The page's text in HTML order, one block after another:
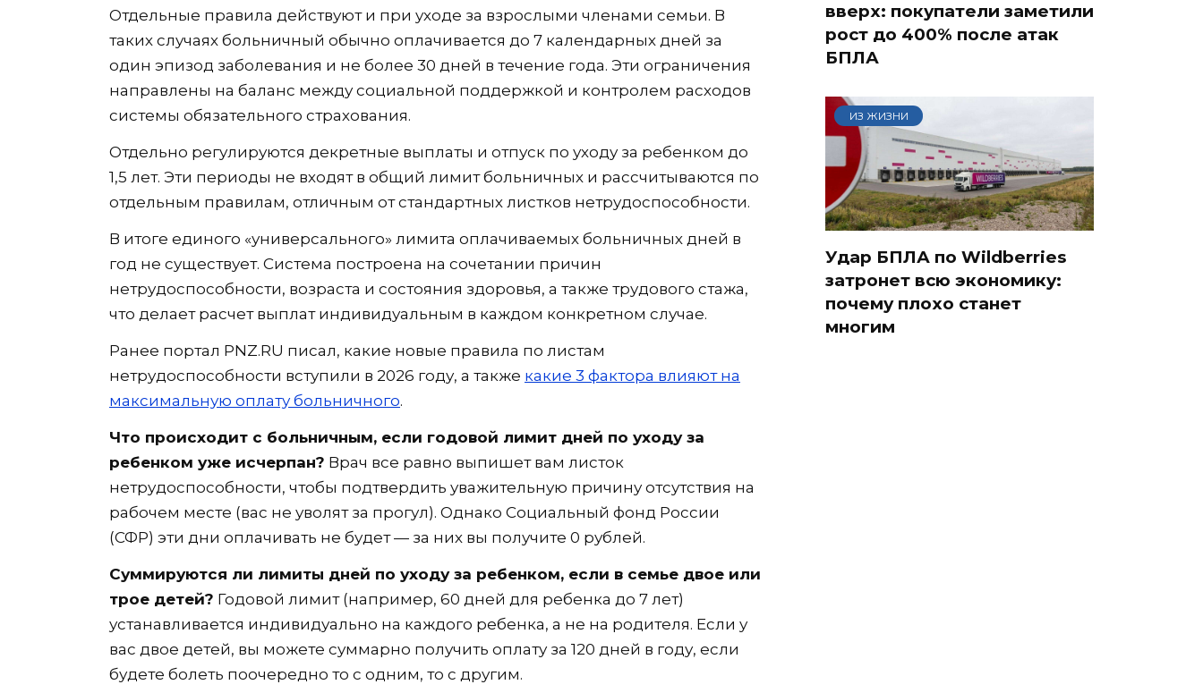
Отдельные правила действуют и при уходе за взрослыми членами семьи. В
таких случаях больничный обычно оплачивается до 7 календарных дней за
один эпизод заболевания и не более 30 дней в течение года. Эти ограничения
направлены на баланс между социальной поддержкой и контролем расходов
системы обязательного страхования.
Отдельно регулируются декретные выплаты и отпуск по уходу за ребенком до
1,5 лет. Эти периоды не входят в общий лимит больничных и рассчитываются по
отдельным правилам, отличным от стандартных листков нетрудоспособности.
В итоге единого «универсального» лимита оплачиваемых больничных дней в
год не существует. Система построена на сочетании причин
нетрудоспособности, возраста и состояния здоровья, а также трудового стажа,
что делает расчет выплат индивидуальным в каждом конкретном случае.
Ранее портал PNZ.RU писал, какие новые правила по листам
нетрудоспособности вступили в 2026 году, а также какие 3 фактора влияют на
максимальную оплату больничного.
Что происходит с больничным, если годовой лимит дней по уходу за
ребенком уже исчерпан? Врач все равно выпишет вам листок
нетрудоспособности, чтобы подтвердить уважительную причину отсутствия на
рабочем месте (вас не уволят за прогул). Однако Социальный фонд России
(СФР) эти дни оплачивать не будет — за них вы получите 0 рублей.
Суммируются ли лимиты дней по уходу за ребенком, если в семье двое или
трое детей? Годовой лимит (например, 60 дней для ребенка до 7 лет)
устанавливается индивидуально на каждого ребенка, а не на родителя. Если у
вас двое детей, вы можете суммарно получить оплату за 120 дней в году, если
будете болеть поочередно то с одним, то с другим.
вверх: покупатели заметили
рост до 400% после атак
БПЛА
ИЗ ЖИЗНИ
Удар БПЛА по Wildberries
затронет всю экономику:
почему плохо станет
многим